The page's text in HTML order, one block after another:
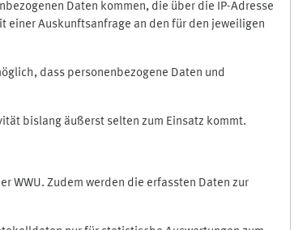
Daten kommen, die über die IP-Adresse
einer Auskunftsanfrage an den für den jeweiligen
dass personenbezogene Daten und
bislang äußerst selten zum Einsatz kommt.
WWU. Zudem werden die erfassten Daten zur